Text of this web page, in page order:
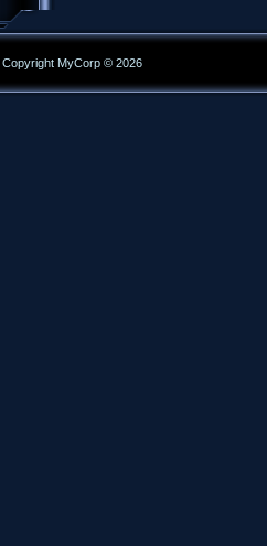
Copyright MyCorp © 2026